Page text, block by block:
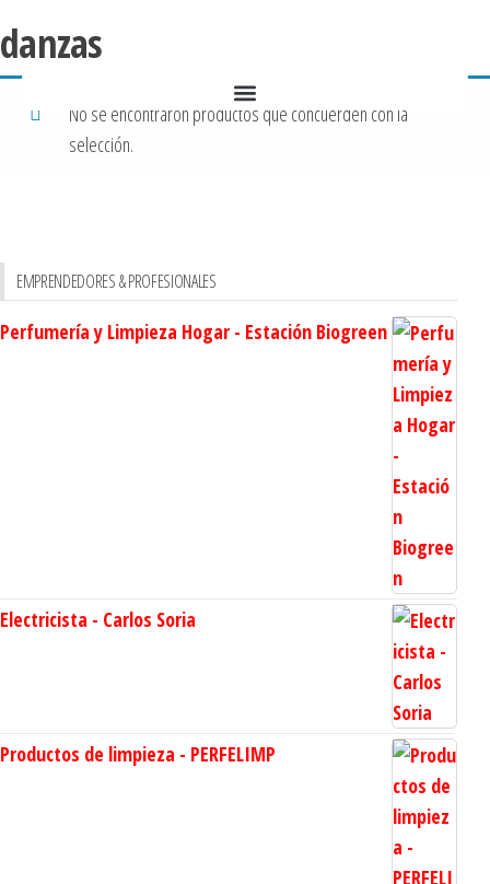
danzas
No se encontraron productos que concuerden con la
selección.
EMPRENDEDORES & PROFESIONALES
Perfumería y Limpieza Hogar - Estación Biogreen
Electricista - Carlos Soria
Productos de limpieza - PERFELIMP